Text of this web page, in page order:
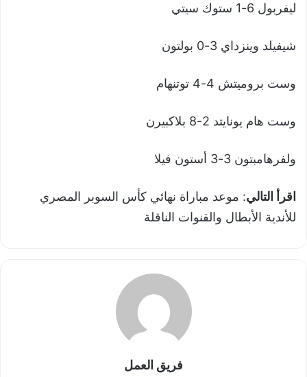
ليفربول 6-1 ستوك سيتي
شيفيلد وينزداي 3-0 بولتون
وست بروميتش 4-4 توتنهام
وست هام يونايتد 2-8 بلاكبيرن
ولفرهامبتون 3-3 أستون فيلا
اقرأ التالي: موعد مباراة نهائي كأس السوبر المصري
للأندية الأبطال والقنوات الناقلة
فريق العمل